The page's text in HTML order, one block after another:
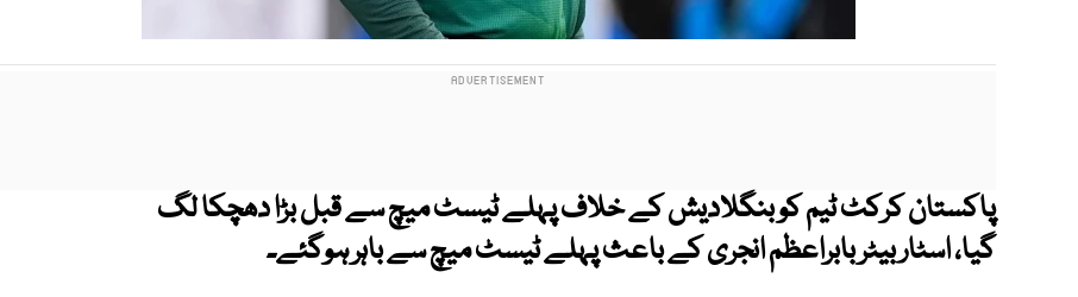
پاکستان کرکٹ ٹیم کو بنگلادیش کے خلاف پہلے ٹیسٹ میچ سے قبل بڑا دھچکا لگ
گیا، اسٹار بیٹر بابراعظم انجری کے باعث پہلے ٹیسٹ میچ سے باہر ہوگئے۔